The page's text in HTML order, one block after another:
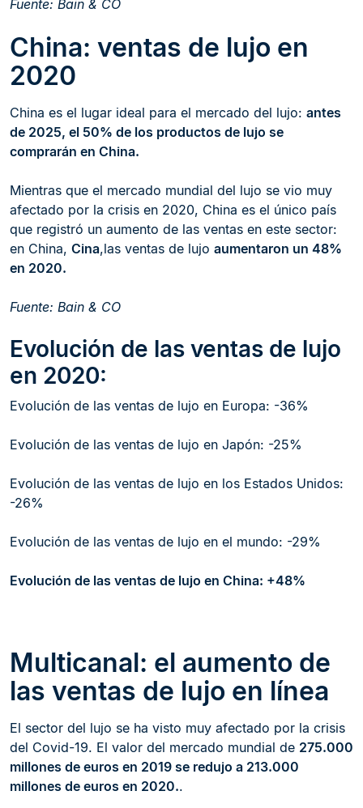
Fuente: Bain & CO
China: ventas de lujo en
2020
China es el lugar ideal para el mercado del lujo: antes
de 2025, el 50% de los productos de lujo se
comprarán en China.
Mientras que el mercado mundial del lujo se vio muy
afectado por la crisis en 2020, China es el único país
que registró un aumento de las ventas en este sector:
en China, Cina,las ventas de lujo aumentaron un 48%
en 2020.
Fuente: Bain & CO
Evolución de las ventas de lujo
en 2020:
Evolución de las ventas de lujo en Europa: -36%
Evolución de las ventas de lujo en Japón: -25%
Evolución de las ventas de lujo en los Estados Unidos:
-26%
Evolución de las ventas de lujo en el mundo: -29%
Evolución de las ventas de lujo en China: +48%
Multicanal: el aumento de
las ventas de lujo en línea
El sector del lujo se ha visto muy afectado por la crisis
del Covid-19. El valor del mercado mundial de 275.000
millones de euros en 2019 se redujo a 213.000
millones de euros en 2020..